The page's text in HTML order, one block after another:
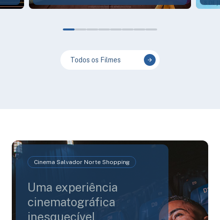
Todos os Filmes
Cinema Salvador Norte Shopping
Uma experiência
cinematográfica
inesquecível